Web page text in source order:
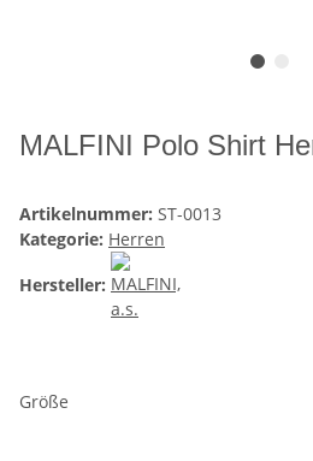
MALFINI Polo Shirt
Artikelnummer: ST-0013
Kategorie: Herren
Hersteller:
Größe